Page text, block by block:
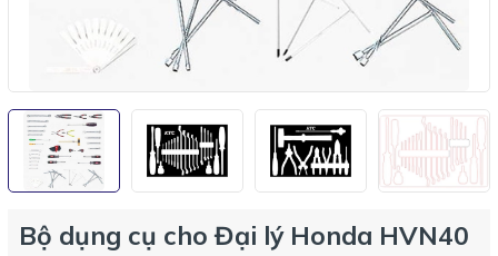
Bộ dụng cụ cho Đại lý Honda HVN40